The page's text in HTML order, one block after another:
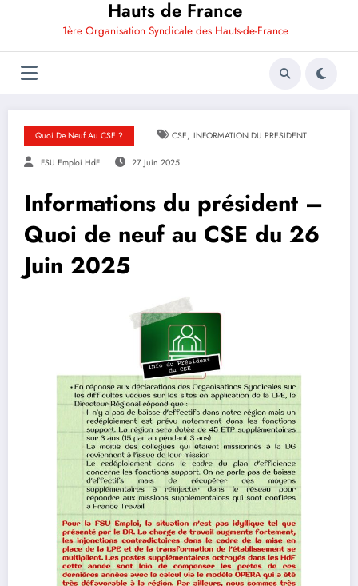
Hauts de France
1ère Organisation Syndicale des Hauts-de-France
Quoi De Neuf Au CSE ? CSE, INFORMATION DU PRESIDENT
FSU Emploi HdF 27 Juin 2025
Informations du président –
Quoi de neuf au CSE du 26
Juin 2025